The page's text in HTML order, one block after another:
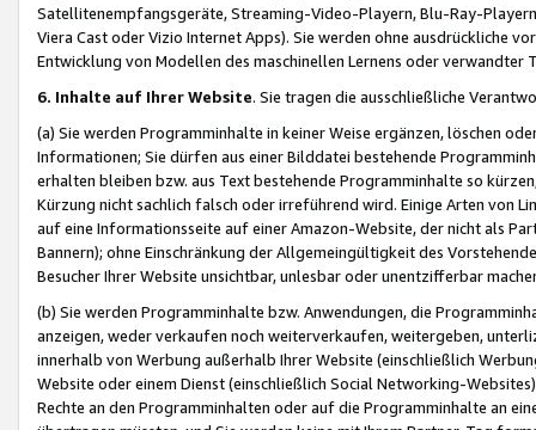
Satellitenempfangsgeräte, Streaming-Video-Playern, Blu-Ray-
Viera Cast oder Vizio Internet Apps). Sie werden ohne ausdrückliche
Entwicklung von Modellen des maschinellen Lernens oder
6. Inhalte auf Ihrer Website. Sie tragen die ausschließliche
(a) Sie werden Programminhalte in keiner Weise ergänzen, löschen
Informationen; Sie dürfen aus einer Bilddatei bestehende
erhalten bleiben bzw. aus Text bestehende Programminhalte so
Kürzung nicht sachlich falsch oder irreführend wird. Einige Arten von
auf eine Informationsseite auf einer Amazon-Website, der nicht als
Bannern); ohne Einschränkung der Allgemeingültigkeit des
Besucher Ihrer Website unsichtbar, unlesbar oder unentzifferbar
(b) Sie werden Programminhalte bzw. Anwendungen, die
anzeigen, weder verkaufen noch weiterverkaufen, weitergeben,
innerhalb von Werbung außerhalb Ihrer Website (einschließlich
Website oder einem Dienst (einschließlich Social Networking-
Rechte an den Programminhalten oder auf die Programminhalte an